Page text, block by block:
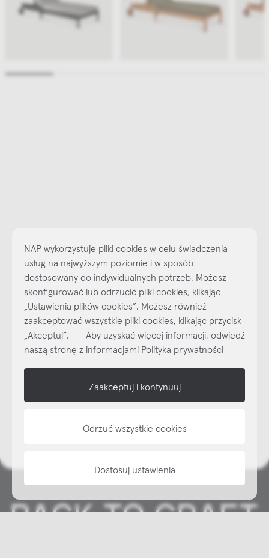
Najlepsze inspiracje i promocje na wyciągnięcie ręki, zapisz się już
dzisiaj do naszego cyklicznego newslettera!
SubskrybujNEWSLETTER
shop online
NAP wykorzystuje pliki cookies w celu świadczenia
usług na najwyższym poziomie i w sposób
dostosowany do indywidualnych potrzeb. Możesz
skonfigurować lub odrzucić pliki cookies, klikając
„Ustawienia plików cookies”. Możesz również
zaakceptować wszystkie pliki cookies, klikając przycisk
„Akceptuj”. Aby uzyskać więcej informacji, odwiedź
naszą stronę z informacjami Polityka prywatności
Zaakceptuj i kontynuuj
Odrzuć wszystkie cookies
Dostosuj ustawienia